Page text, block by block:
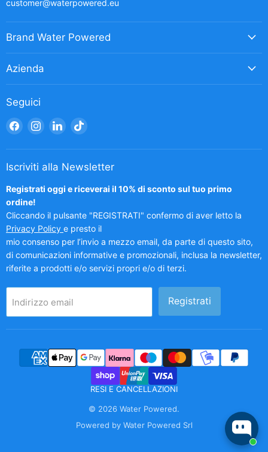
customer@waterpowered.eu
Brand Water Powered
Azienda
Seguici
Trovaci
Facebook
Trovaci
Instagram
Trovaci
LinkedIn
Trovaci
TikTok
Iscriviti alla Newsletter
Registrati oggi e riceverai il 10% di sconto sul tuo primo
ordine!
Cliccando il pulsante "REGISTRATI" confermo di aver letto la
Privacy Policy e presto il
mio consenso per l’invio a mezzo email, da parte di questo sito,
di comunicazioni informative e promozionali, inclusa la newsletter,
riferite a prodotti e/o servizi propri e/o di terzi.
Indirizzo email Registrati
RESI E CANCELLAZIONI
© 2026 Water Powered.
Powered by Water Powered Srl